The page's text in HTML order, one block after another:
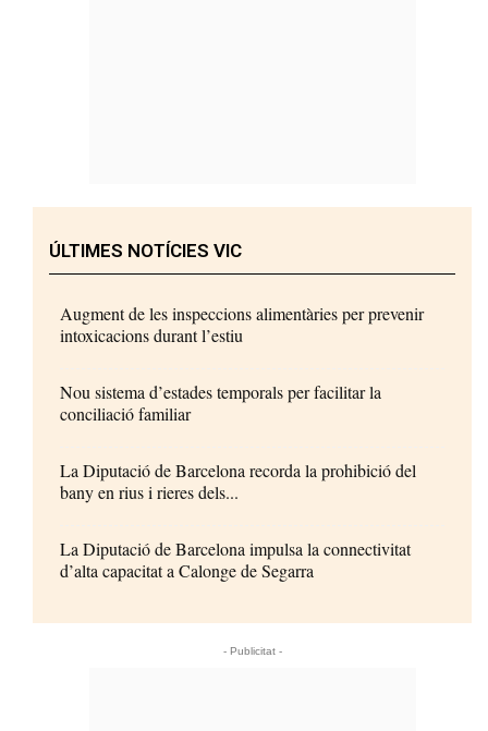
ÚLTIMES NOTÍCIES VIC
Augment de les inspeccions alimentàries per prevenir
intoxicacions durant l’estiu
Nou sistema d’estades temporals per facilitar la
conciliació familiar
La Diputació de Barcelona recorda la prohibició del
bany en rius i rieres dels...
La Diputació de Barcelona impulsa la connectivitat
d’alta capacitat a Calonge de Segarra
- Publicitat -